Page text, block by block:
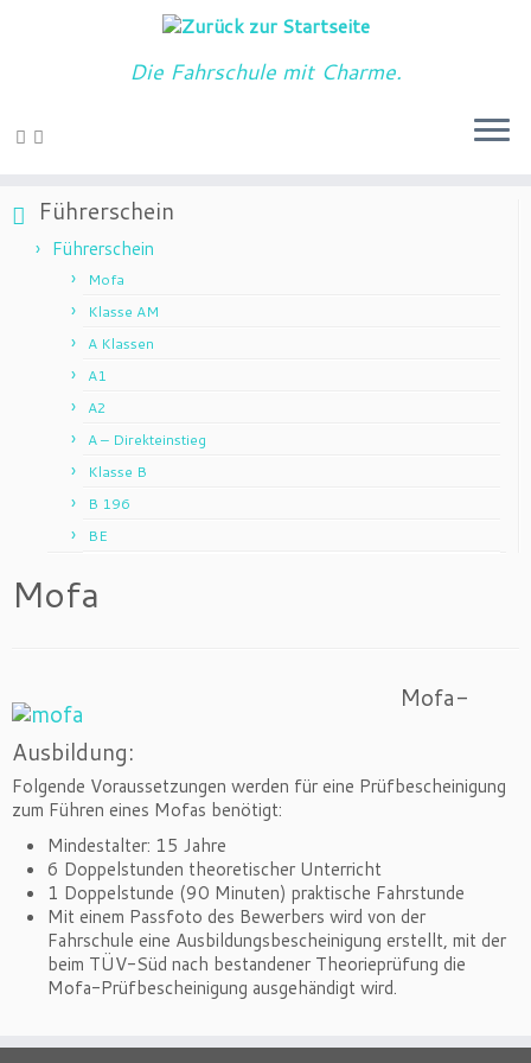
Die Fahrschule mit Charme.
Führerschein
Führerschein
Mofa
Klasse AM
A Klassen
A1
A2
A – Direkteinstieg
Klasse B
B 196
BE
Mofa
Mofa-
Ausbildung:
Folgende Voraussetzungen werden für eine Prüfbescheinigung
zum Führen eines Mofas benötigt:
Mindestalter: 15 Jahre
6 Doppelstunden theoretischer Unterricht
1 Doppelstunde (90 Minuten) praktische Fahrstunde
Mit einem Passfoto des Bewerbers wird von der
Fahrschule eine Ausbildungsbescheinigung erstellt, mit der
beim TÜV-Süd nach bestandener Theorieprüfung die
Mofa-Prüfbescheinigung ausgehändigt wird.